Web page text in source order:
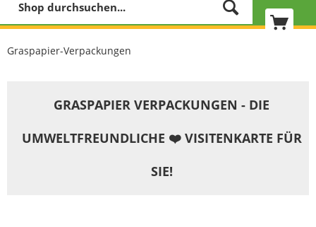
Graspapier-Verpackungen
GRASPAPIER VERPACKUNGEN - DIE
UMWELTFREUNDLICHE ❤️ VISITENKARTE FÜR
SIE!